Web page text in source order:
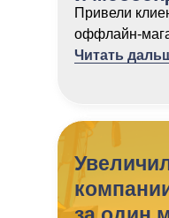
Привели
оффлайн-
Читать